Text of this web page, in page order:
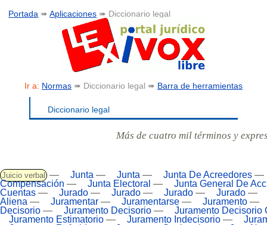
Portada ➠Aplicaciones ➠ Diccionario legal
Ir a: Normas ➠ Diccionario legal ➠ Barra de herramientas
Diccionario legal
Más de cuatro mil términos y
Juicio verbal — Junta — Junta — Junta De Acreedores —
Compensación — Junta Electoral —
Junta General De
Cuentas — Jurado — Jurado — Jurado — Jurado —
Aliena — Juramentar — Juramentarse — Juramento —
Decisorio — Juramento Decisorio —
Juramento Decisorio
Juramento Estimatorio — Juramento Indecisorio —